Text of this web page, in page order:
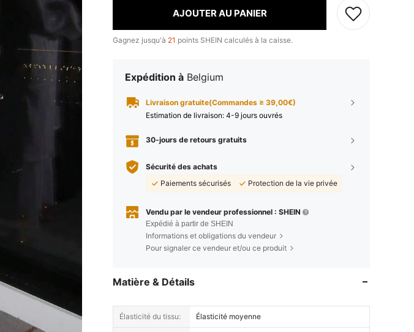
AJOUTER AU PANIER
Gagnez jusqu'à 21 points SHEIN calculés à la caisse.
Expédition à Belgium
Livraison gratuite(Commandes ≥ 39,00€)
Estimation de livraison: 4-9 jours ouvrés
30-jours de retours gratuits
Sécurité des achats
Paiements sécurisés
Protection de la vie privée
Vendu par le vendeur professionnel : SHEIN
Expédié à partir de SHEIN
Informations et obligations du vendeur
Pour signaler ce vendeur et/ou ce produit
Matière & Détails
Élasticité du tissu: Élasticité moyenne